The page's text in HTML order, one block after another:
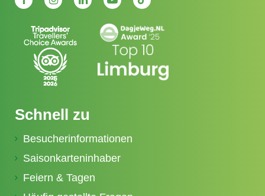
Schnell zu
Besucherinformationen
Saisonkarteninhaber
Feiern & Tagen